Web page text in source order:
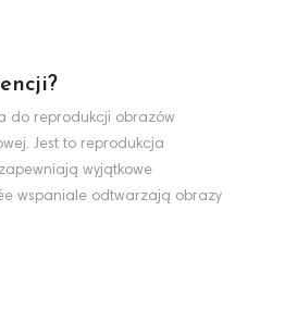
do reprodukcji obrazów
Jest to reprodukcja
wyjątkowe
wspaniale odtwarzają obrazy